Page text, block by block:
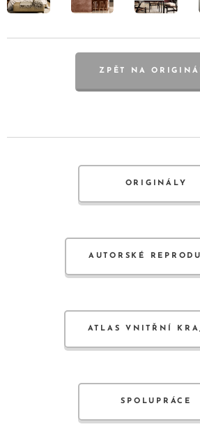
ZPĚT NA
ORIGINÁLY
AUTORSKÉ
ATLAS VNITŘNÍ
SPOLUPRÁCE